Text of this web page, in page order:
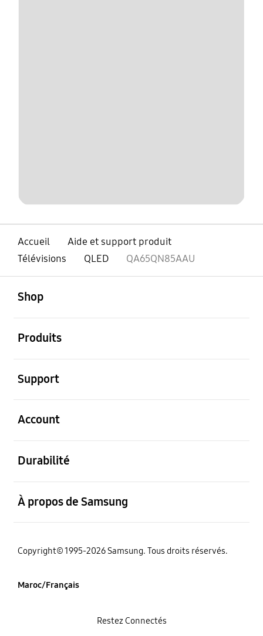
Accueil
Aide et support produit
Télévisions
QLED QA65QN85AAU
Shop
Produits
Support
Account
Durabilité
À propos de Samsung
Copyright© 1995-2026 Samsung. Tous droits réservés.
Maroc/Français
Restez Connectés